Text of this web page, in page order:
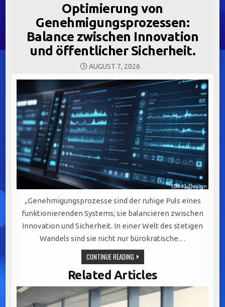
Optimierung von
Genehmigungsprozessen:
Balance zwischen Innovation
und öffentlicher Sicherheit.
AUGUST 7, 2026
„Genehmigungsprozesse sind der ruhige Puls eines
funktionierenden Systems; sie balancieren zwischen
Innovation und Sicherheit. In einer Welt des stetigen
Wandels sind sie nicht nur bürokratische…
CONTINUE READINGOPTIMIERUNG
VON
GENEHMIGUNGSPROZESSEN:
BALANCE
ZWISCHEN
INNOVATION
UND
Related Articles